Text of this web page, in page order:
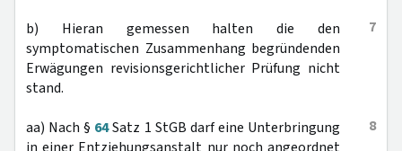
7
b) Hieran gemessen halten die den
symptomatischen Zusammenhang begründenden
Erwägungen revisionsgerichtlicher Prüfung nicht
stand.
8
aa) Nach § 64Satz 1 StGB darf eine Unterbringung